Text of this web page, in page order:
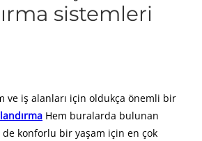
sistemleri
ve iş alanları için oldukça önemli bir
Hem buralarda bulunan
de konforlu bir yaşam için en çok